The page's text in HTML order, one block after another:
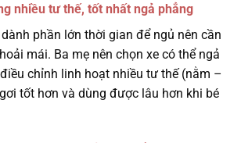
nhiều tư thế, tốt nhất ngả phẳng
phần lớn thời gian để ngủ nên cần
mái. Ba mẹ nên chọn xe có thể ngả
chỉnh linh hoạt nhiều tư thế (nằm –
tốt hơn và dùng được lâu hơn khi bé